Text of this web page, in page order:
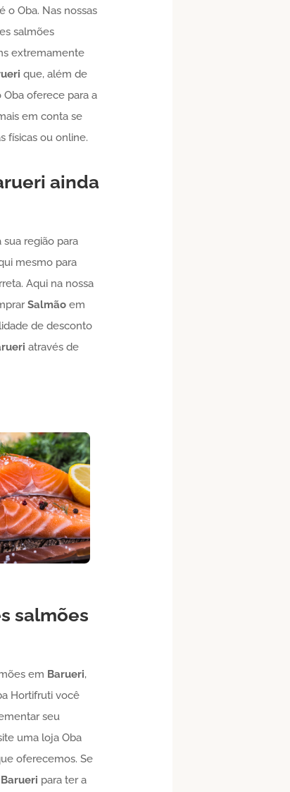
é o Oba. Nas nossas
salmões
extremamente
que, além de
oferece para a
em conta se
físicas ou online.
ainda
sua região para
mesmo para
Aqui na nossa
Salmãoem
de desconto
através de
salmões
em Barueri,
Hortifruti você
seu
uma loja Oba
oferecemos. Se
Barueri para ter a